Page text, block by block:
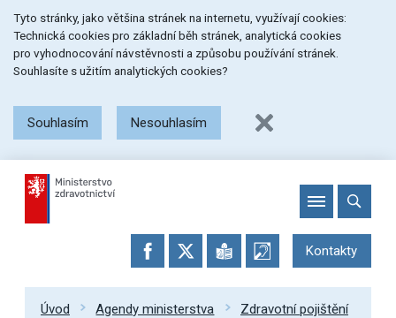
na
menu
na
obsah
na
patičku
stránky
Tyto stránky, jako většina stránek na internetu, využívají cookies:
Technická cookies pro základní běh stránek, analytická cookies
pro vyhodnocování návstěvnosti a způsobu používání stránek.
Souhlasíte s užitím analytických cookies?
Souhlasím Nesouhlasím
Kontakty
Úvod Agendy ministerstva
Zdravotní pojištění